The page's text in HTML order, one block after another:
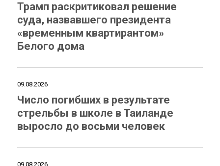
Трамп раскритиковал решение
суда, назвавшего президента
«временным квартирантом»
Белого дома
09.08.2026
Число погибших в результате
стрельбы в школе в Таиланде
выросло до восьми человек
09.08.2026